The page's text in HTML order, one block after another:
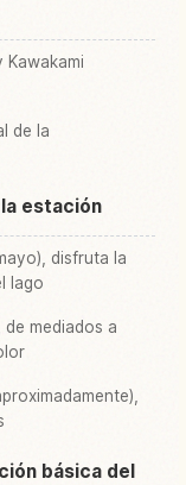
Kawakami
de la
estación
disfruta la
lago
mediados a
básica del